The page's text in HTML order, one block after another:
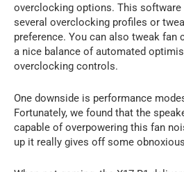
overclocking options. This
several overclocking profiles or
preference. You can also tweak fan
a nice balance of automated
overclocking controls.
One downside is performance
Fortunately, we found that the
capable of overpowering this fan
up it really gives off some